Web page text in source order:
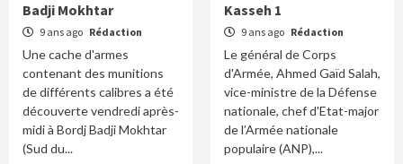
Badji Mokhtar
9 ans ago Rédaction
Une cache d'armes
contenant des munitions
de différents calibres a été
découverte vendredi après-
midi à Bordj Badji Mokhtar
(Sud du...
Kasseh 1
9 ans ago Rédaction
Le général de Corps
d'Armée, Ahmed Gaïd Salah,
vice-ministre de la Défense
nationale, chef d'Etat-major
de l’Armée nationale
populaire (ANP),...